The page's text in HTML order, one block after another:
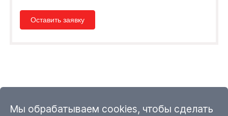
Оставить заявку
Мы обрабатываем cookies, чтобы сделать